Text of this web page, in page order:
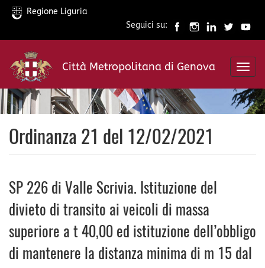
Salta
contenuto
principale
Regione Liguria
Seguici su:
Città Metropolitana di Genova
Ordinanza 21 del 12/02/2021
SP 226 di Valle Scrivia. Istituzione del
divieto di transito ai veicoli di massa
superiore a t 40,00 ed istituzione dell’obbligo
di mantenere la distanza minima di m 15 dal